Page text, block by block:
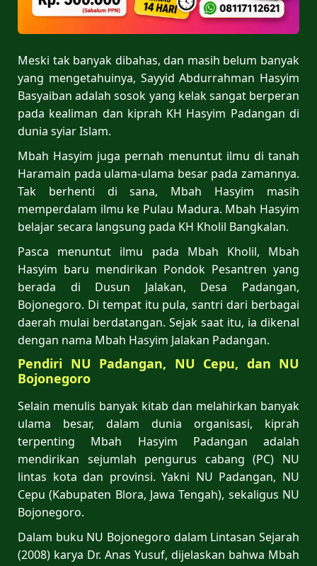
Meski tak banyak dibahas, dan masih belum banyak
yang mengetahuinya, Sayyid Abdurrahman Hasyim
Basyaiban adalah sosok yang kelak sangat berperan
pada kealiman dan kiprah KH Hasyim Padangan di
dunia syiar Islam.
Mbah Hasyim juga pernah menuntut ilmu di tanah
Haramain pada ulama-ulama besar pada zamannya.
Tak berhenti di sana, Mbah Hasyim masih
memperdalam ilmu ke Pulau Madura. Mbah Hasyim
belajar secara langsung pada KH Kholil Bangkalan.
Pasca menuntut ilmu pada Mbah Kholil, Mbah
Hasyim baru mendirikan Pondok Pesantren yang
berada di Dusun Jalakan, Desa Padangan,
Bojonegoro. Di tempat itu pula, santri dari berbagai
daerah mulai berdatangan. Sejak saat itu, ia dikenal
dengan nama Mbah Hasyim Jalakan Padangan.
Pendiri NU Padangan, NU Cepu, dan NU
Bojonegoro
Selain menulis banyak kitab dan melahirkan banyak
ulama besar, dalam dunia organisasi, kiprah
terpenting Mbah Hasyim Padangan adalah
mendirikan sejumlah pengurus cabang (PC) NU
lintas kota dan provinsi. Yakni NU Padangan, NU
Cepu (Kabupaten Blora, Jawa Tengah), sekaligus NU
Bojonegoro.
Dalam buku NU Bojonegoro dalam Lintasan Sejarah
(2008) karya Dr. Anas Yusuf, dijelaskan bahwa Mbah